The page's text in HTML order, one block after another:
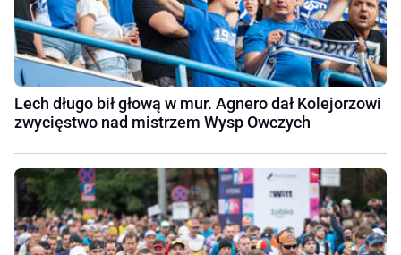
Lech długo bił głową w mur. Agnero dał Kolejorzowi
zwycięstwo nad mistrzem Wysp Owczych